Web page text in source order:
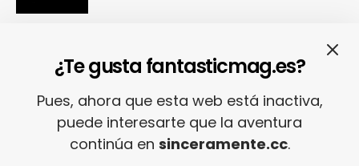
Nuestra crónica confirma que Paredes
de Coura 2024 no fue un festival, sino
un Couraíso
Nuestra crónica del Sinsal 2024 prueba
que fue la edición más internacional y
¿Te gusta fantasticmag.es?
Pues, ahora que esta web está inactiva,
puede interesarte que la aventura
continúa en sinceramente.cc.